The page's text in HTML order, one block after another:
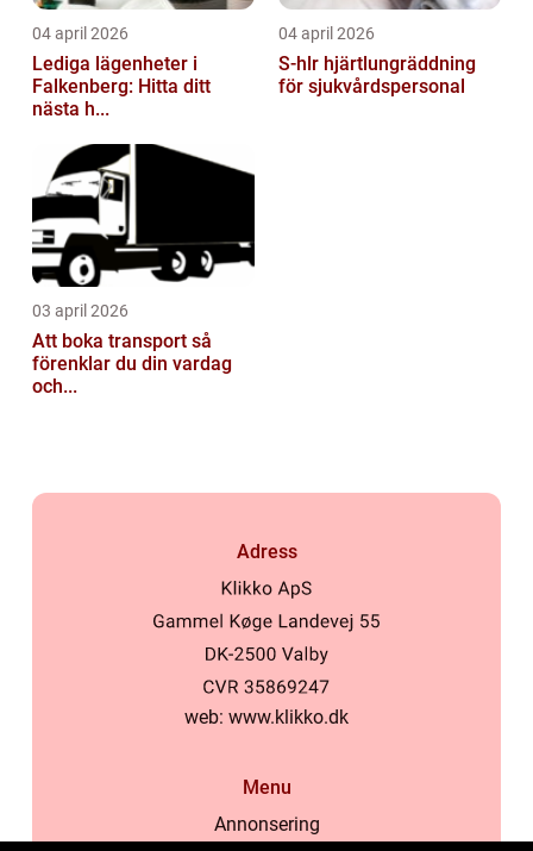
04 april 2026
Lediga lägenheter i
Falkenberg: Hitta ditt
nästa h...
04 april 2026
S-hlr hjärtlungräddning
för sjukvårdspersonal
03 april 2026
Att boka transport så
förenklar du din vardag
och...
Adress
web: www.klikko.dk
Menu
Annonsering